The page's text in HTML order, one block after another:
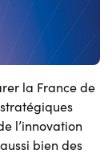
la France de
l’innovation
bien des